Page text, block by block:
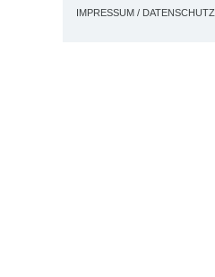
IMPRESSUM / DATENSCHUTZ